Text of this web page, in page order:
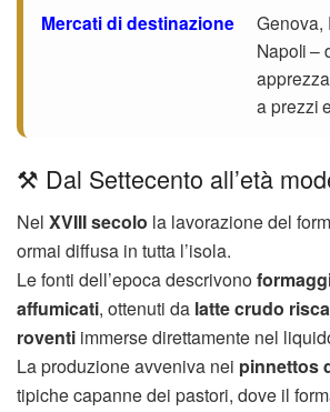
Mercati di destinazione
Genova,
Napoli –
a prezzi
⚒️ Dal Settecento all’età
Nel XVIII secolo la lavorazione del
ormai diffusa in tutta l’isola.
Le fonti dell’epoca descrivono
affumicati, ottenuti da latte crudo
roventi immerse direttamente nel
La produzione avveniva nei pinnettos
tipiche capanne dei pastori, dove il